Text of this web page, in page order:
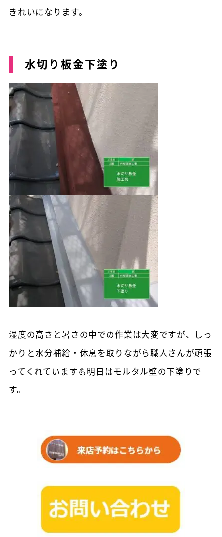
きれいになります。
水切り板金下塗り
湿度の高さと暑さの中での作業は大変ですが、しっ
かりと水分補給・休息を取りながら職人さんが頑張
ってくれています💪明日はモルタル壁の下塗りで
す。